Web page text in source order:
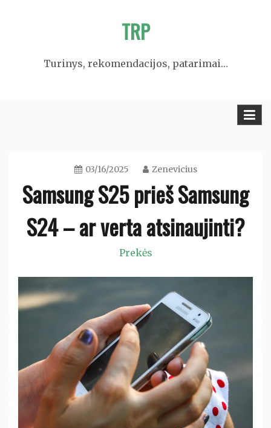
TRP
Turinys, rekomendacijos, patarimai…
03/16/2025 Zenevicius
Samsung S25 prieš Samsung
S24 – ar verta atsinaujinti?
Prekės